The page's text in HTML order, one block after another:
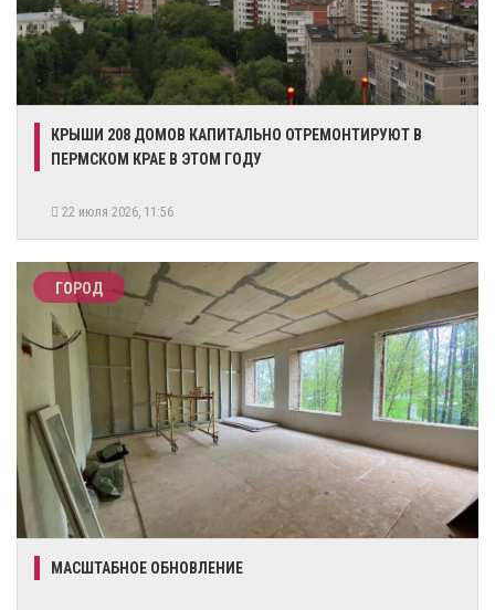
КРЫШИ 208 ДОМОВ КАПИТАЛЬНО ОТРЕМОНТИРУЮТ В
ПЕРМСКОМ КРАЕ В ЭТОМ ГОДУ
22 июля 2026, 11:56
ГОРОД
МАСШТАБНОЕ ОБНОВЛЕНИЕ